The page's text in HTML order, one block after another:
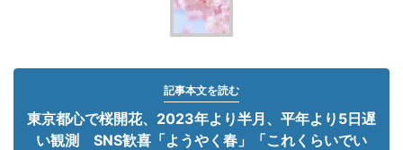
記事本文を読む
東京都心で桜開花、2023年より半月、平年より5日遅
い観測 SNS歓喜「ようやく春」「これくらいでい